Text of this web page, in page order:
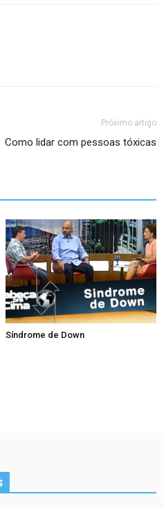
Próximo artigo
Como lidar com pessoas tóxicas
Síndrome de Down